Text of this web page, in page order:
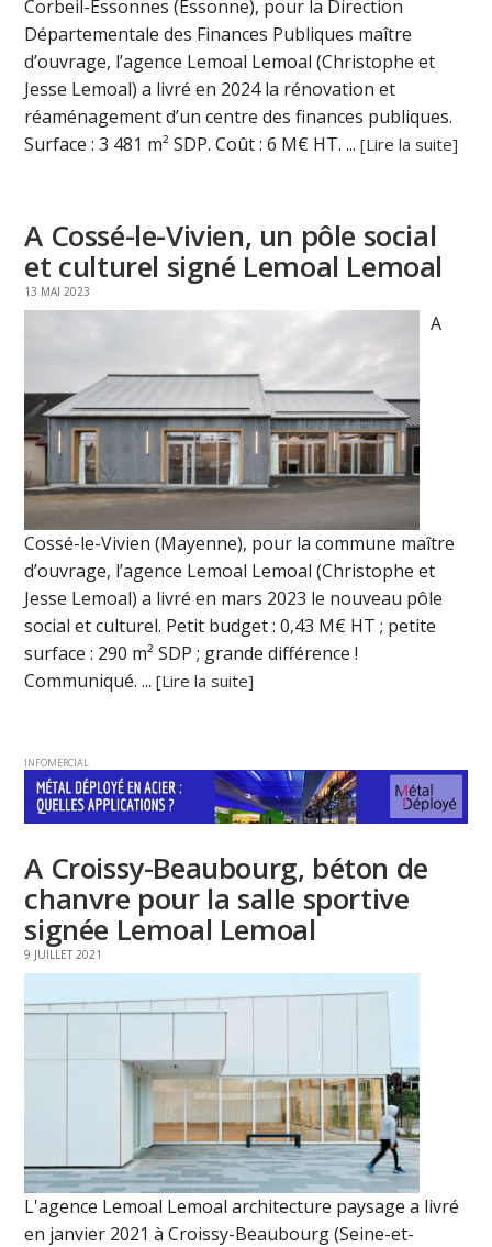
Corbeil-Essonnes (Essonne), pour la Direction
Départementale des Finances Publiques maître
d’ouvrage, l’agence Lemoal Lemoal (Christophe et
Jesse Lemoal) a livré en 2024 la rénovation et
réaménagement d’un centre des finances publiques.
Surface : 3 481 m² SDP. Coût : 6 M€ HT. ...[Lire la suite]
A Cossé-le-Vivien, un pôle social
et culturel signé Lemoal Lemoal
13 MAI 2023
A
Cossé-le-Vivien (Mayenne), pour la commune maître
d’ouvrage, l’agence Lemoal Lemoal (Christophe et
Jesse Lemoal) a livré en mars 2023 le nouveau pôle
social et culturel. Petit budget : 0,43 M€ HT ; petite
surface : 290 m² SDP ; grande différence !
Communiqué. ...[Lire la suite]
INFOMERCIAL
A Croissy-Beaubourg, béton de
chanvre pour la salle sportive
signée Lemoal Lemoal
9 JUILLET 2021
L'agence Lemoal Lemoal architecture paysage a livré
en janvier 2021 à Croissy-Beaubourg (Seine-et-